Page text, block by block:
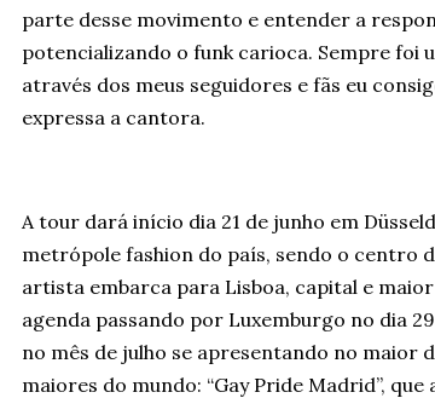
parte desse movimento e entender a
potencializando o funk carioca. Sempre foi
através dos meus seguidores e fãs eu
expressa a cantora.
A tour dará início dia 21 de junho em
metrópole fashion do país, sendo o centro
artista embarca para Lisboa, capital e
agenda passando por Luxemburgo no dia
no mês de julho se apresentando no maior
maiores do mundo: “Gay Pride Madrid”,